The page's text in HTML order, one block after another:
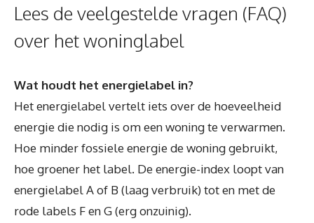
Lees de veelgestelde vragen (FAQ)
over het woninglabel
Wat houdt het energielabel in?
Het energielabel vertelt iets over de hoeveelheid
energie die nodig is om een woning te verwarmen.
Hoe minder fossiele energie de woning gebruikt,
hoe groener het label. De energie-index loopt van
energielabel A of B (laag verbruik) tot en met de
rode labels F en G (erg onzuinig).